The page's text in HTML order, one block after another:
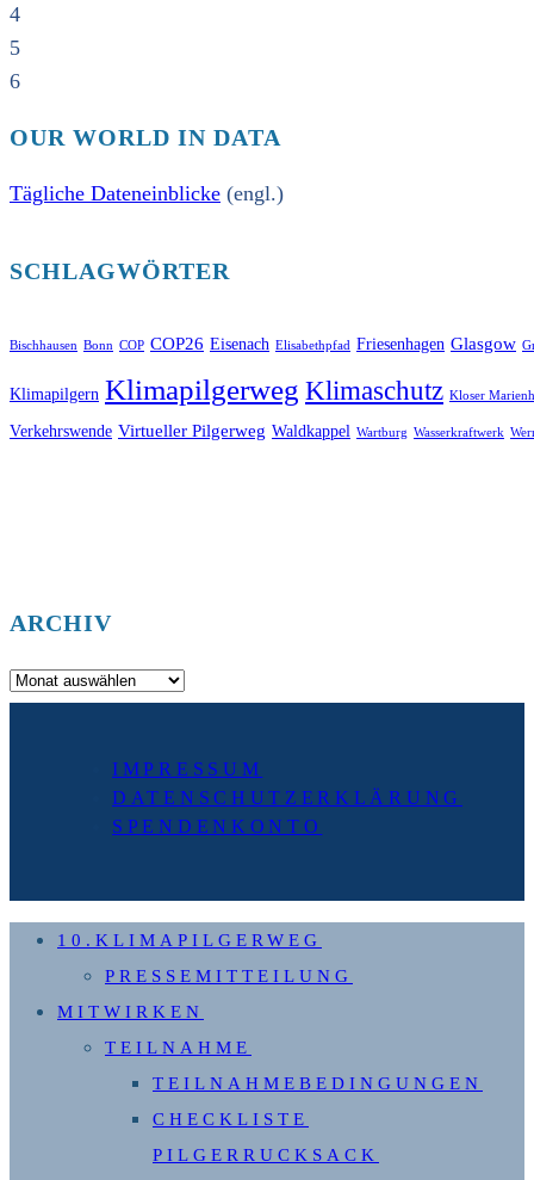
4
5
6
OUR WORLD IN DATA
Tägliche Dateneinblicke (engl.)
SCHLAGWÖRTER
Bischhausen Bonn COP COP26 Eisenach Elisabethpfad Friesenhagen Glasgow
Klimapilgern Klimapilgerweg Klimaschutz Kloser
Verkehrswende Virtueller Pilgerweg Waldkappel Wartburg Wasserkraftwerk
ARCHIV
Archiv
IMPRESSUM
DATENSCHUTZERKLÄRUNG
SPENDENKONTO
10.KLIMAPILGERWEG
PRESSEMITTEILUNG
MITWIRKEN
TEILNAHME
TEILNAHMEBEDINGUNGEN
CHECKLISTE
PILGERRUCKSACK